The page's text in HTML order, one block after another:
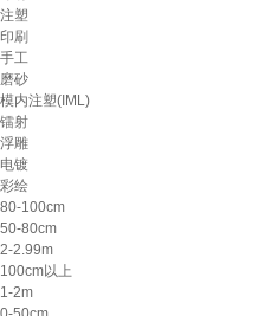
注塑
印刷
手工
磨砂
模内注塑(IML)
镭射
浮雕
电镀
彩绘
80-100cm
50-80cm
2-2.99m
100cm以上
1-2m